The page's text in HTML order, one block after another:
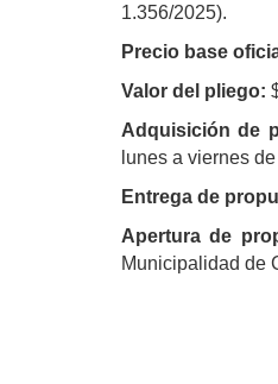
1.356/2025).
Precio base
Valor del pliego:
Adquisición de
lunes a viernes
Entrega de
Apertura de
Municipalidad de